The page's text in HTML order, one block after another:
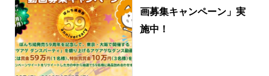
画募集キャンペーン」実
施中！